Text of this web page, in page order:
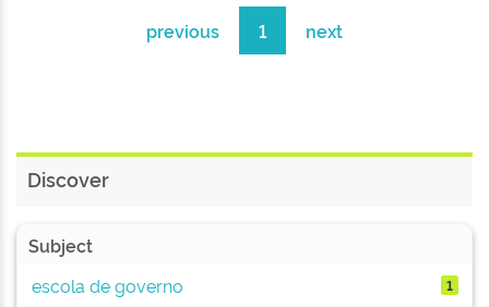
previous 1 next
Discover
Subject
escola de governo
1